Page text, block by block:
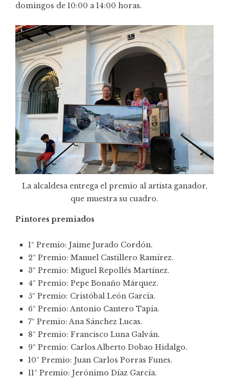
domingos de 10:00 a 14:00 horas.
La alcaldesa entrega el premio al artista ganador,
que muestra su cuadro.
Pintores premiados
1º Premio: Jaime Jurado Cordón.
2º Premio: Manuel Castillero Ramírez.
3º Premio: Miguel Repollés Martínez.
4º Premio: Pepe Bonaño Márquez.
5º Premio: Cristóbal León García.
6º Premio: Antonio Cantero Tapia.
7º Premio: Ana Sánchez Lucas.
8º Premio: Francisco Luna Galván.
9º Premio: Carlos Alberto Dobao Hidalgo.
10º Premio: Juan Carlos Porras Funes.
11º Premio: Jerónimo Díaz García.